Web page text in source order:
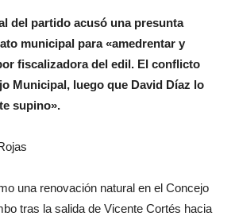
del partido acusó una presunta
municipal para «amedrentar y
fiscalizadora del edil. El conflicto
Municipal, luego que David Díaz lo
supino».
una renovación natural en el Concejo
tras la salida de Vicente Cortés hacia